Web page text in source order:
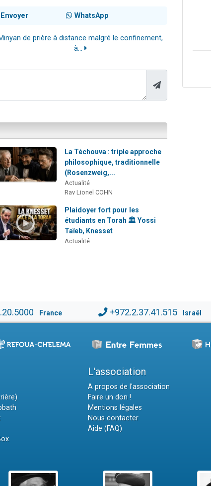
WhatsApp
de prière à distance malgré le confinement,
à...
La Téchouva : triple approche
philosophique, traditionnelle
(Rosenzweig,...
Actualité
Rav Lionel COHN
Plaidoyer fort pour les
étudiants en Torah 🏛️ Yossi
Taïeb, Knesset
Actualité
France +972.2.37.41.515 Israël
L'association
A propos de l'association
Faire un don !
Mentions légales
Nous contacter
Aide (FAQ)